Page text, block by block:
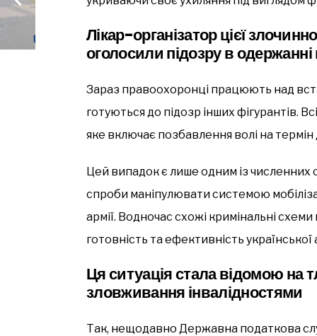
Лікар-організатор цієї
оголосили підозру в
Зараз правоохоронці працюють над
готуються до підозр інших фігурантів.
яке включає позбавлення волі на термін
Цей випадок є лише одним із численних
спроби маніпулювати системою
армії. Водночас схожі кримінальні
готовність та ефективність української
Ця ситуація стала відомою на
зловживання інвалідностями
Так, нещодавно Державна податкова